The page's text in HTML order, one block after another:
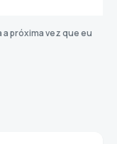
próxima vez que eu